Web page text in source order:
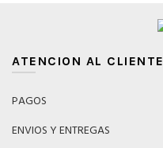
ATENCION AL CLIENTE
PAGOS
ENVIOS Y ENTREGAS